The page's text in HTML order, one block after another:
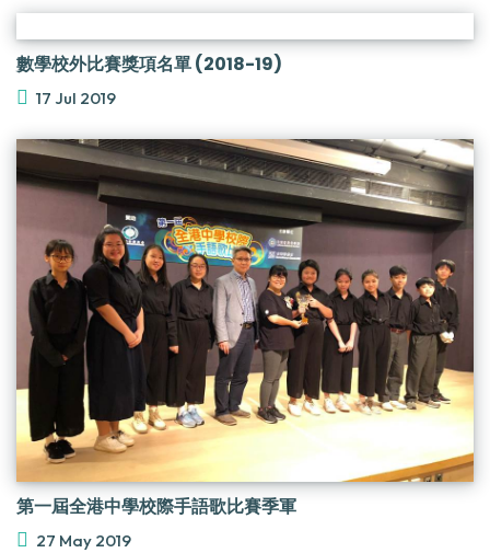
數學校外比賽獎項名單 (2018-19)
17 Jul 2019
第一屆全港中學校際手語歌比賽季軍
27 May 2019